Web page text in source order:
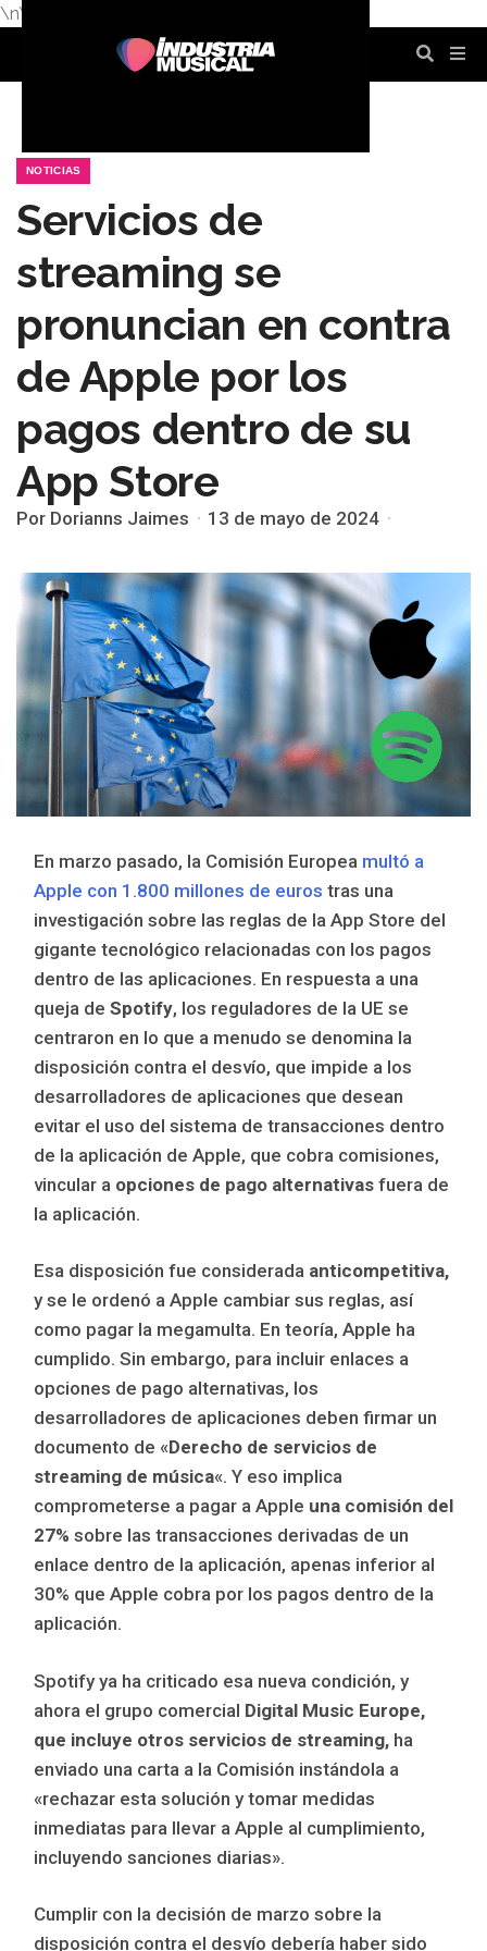
\n\n
NOTICIAS
Servicios de
streaming se
pronuncian en contra
de Apple por los
pagos dentro de su
App Store
Por Dorianns Jaimes 13 de mayo de 2024
En marzo pasado, la Comisión Europea multó a
Apple con 1.800 millones de euros tras una
investigación sobre las reglas de la App Store del
gigante tecnológico relacionadas con los pagos
dentro de las aplicaciones. En respuesta a una
queja de Spotify, los reguladores de la UE se
centraron en lo que a menudo se denomina la
disposición contra el desvío, que impide a los
desarrolladores de aplicaciones que desean
evitar el uso del sistema de transacciones dentro
de la aplicación de Apple, que cobra comisiones,
vincular a opciones de pago alternativas fuera de
la aplicación.
Esa disposición fue considerada anticompetitiva,
y se le ordenó a Apple cambiar sus reglas, así
como pagar la megamulta. En teoría, Apple ha
cumplido. Sin embargo, para incluir enlaces a
opciones de pago alternativas, los
desarrolladores de aplicaciones deben firmar un
documento de «Derecho de servicios de
streaming de música«. Y eso implica
comprometerse a pagar a Apple una comisión del
27% sobre las transacciones derivadas de un
enlace dentro de la aplicación, apenas inferior al
30% que Apple cobra por los pagos dentro de la
aplicación.
Spotify ya ha criticado esa nueva condición, y
ahora el grupo comercial Digital Music Europe,
que incluye otros servicios de streaming, ha
enviado una carta a la Comisión instándola a
«rechazar esta solución y tomar medidas
inmediatas para llevar a Apple al cumplimiento,
incluyendo sanciones diarias».
Cumplir con la decisión de marzo sobre la
disposición contra el desvío debería haber sido